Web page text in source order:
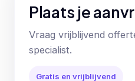
Plaats je
Vraag vrijblijvend
specialist.
Gratis en vrijblijvend